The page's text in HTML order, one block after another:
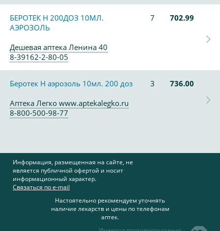
БЕРОТЕК Н 200ДОЗ 10МЛ.
АЭРОЗОЛЬ
7 702.99
Дешевая аптека Ленина 40
8-39162-2-80-05
Беротек Н аэрозоль 10мл. 200 доз 3
736.00
Аптека Легко www.aptekalegko.ru
8-800-500-98-77
Информация, размещенная на сайте, не
является публичной офертой и носит
информационный характер.
Связаться по e-mail
Настоятельно рекомендуем уточнять
наличие лекарств и цены по телефонам
аптек.